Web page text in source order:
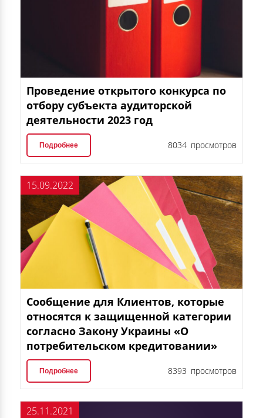
Проведение открытого конкурса по
отбору субъекта аудиторской
деятельности 2023 год
Подробнее 8034 просмотров
15.09.2022
Сообщение для Клиентов, которые
относятся к защищенной категории
согласно Закону Украины «О
потребительском кредитовании»
Подробнее 8393 просмотров
25.11.2021